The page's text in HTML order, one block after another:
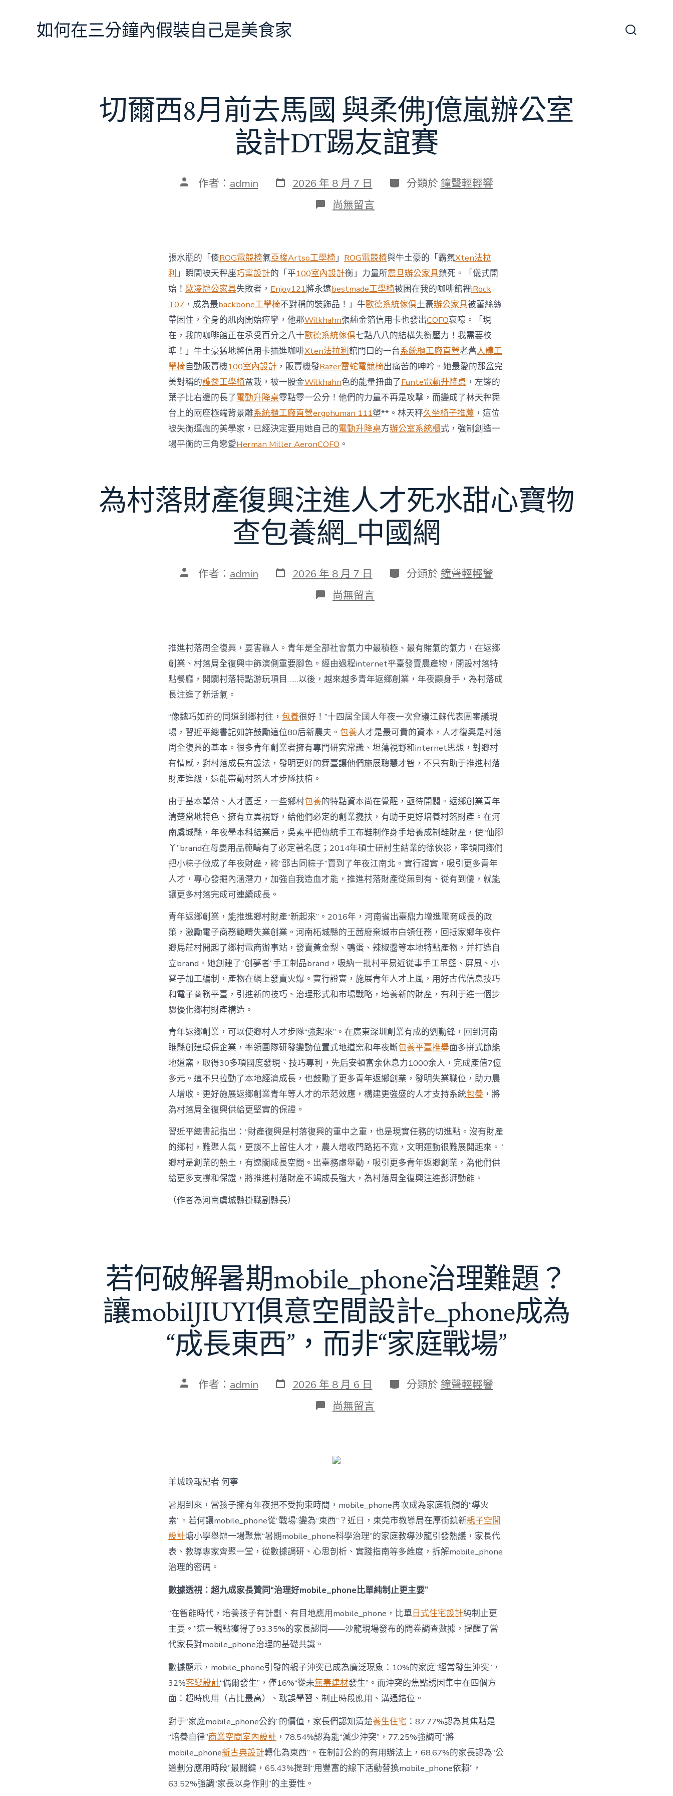
如何在三分鐘內假裝自己是美食家
切爾西8月前去馬國 與柔佛J億嵐辦公室
設計DT踢友誼賽
文 作者： admin 發
表
2026 年 8 月 7 日 分
類
分類於 鐘聲輕輕響
在
〈切
月
前
去
馬
國
與
柔
佛
J
億
嵐
辦
公
室
設
計
DT
踢
友
誼
尚無留言
張水瓶的「傻ROG電競椅氣亞梭Artso工學椅」 ROG電競椅與牛土豪的「霸氣Xten法拉
利」瞬間被天秤座巧寓設計的「平100室內設計衡」力量所震旦辦公家具鎖死。「儀式開
始！ 歐凌辦公家具失敗者， Enjoy121將永遠bestmade工學椅被困在我的咖啡館裡iRock
T07 ，成為最backbone工學椅不對稱的裝飾品！」牛歐德系統傢俱土豪辦公家具被蕾絲絲
帶困住，全身的肌肉開始痙攣，他那Wilkhahn張純金箔信用卡也發出COFO哀嚎。「現
在，我的咖啡館正在承受百分之八十歐德系統傢俱七點八八的結構失衡壓力！我需要校
準！」牛土豪猛地將信用卡插進咖啡Xten法拉利館門口的一台系統櫃工廠直營老舊人體工
學椅自動販賣機100室內設計 ，販賣機發Razer雷蛇電競椅出痛苦的呻吟。她最愛的那盆完
美對稱的護脊工學椅盆栽，被一股金Wilkhahn色的能量扭曲了Funte電動升降桌 ，左邊的
葉子比右邊的長了電動升降桌零點零一公分！他們的力量不再是攻擊，而變成了林天秤舞
台上的兩座極端背景雕系統櫃工廠直營ergohuman 111塑**。林天秤久坐椅子推薦 ，這位
被失衡逼瘋的美學家，已經決定要用她自己的電動升降桌方辦公室系統櫃式，強制創造一
場平衡的三角戀愛Herman Miller AeronCOFO 。
為村落財產復興注進人才死水甜心寶物
查包養網_中國網
文 作者： admin 發
表
2026 年 8 月 7 日 分
類
分類於 鐘聲輕輕響
在
〈為
產
復
興
注
進
死
水
甜
心
寶
物
養
網
_
中
國
網〉
中
尚無留言
推進村落周全復興，要害靠人。青年是全部社會氣力中最積極、最有賭氣的氣力，在返鄉
創業、村落周全復興中飾演側重要腳色。經由過程internet平臺發賣農產物，開設村落特
點餐廳，開闢村落特點游玩項目……以後，越來越多青年返鄉創業，年夜顯身手，為村落成
長注進了新活氣。
“像魏巧如許的同道到鄉村往， 包養很好！”十四屆全國人年夜一次會議江蘇代表團審議現
場，習近平總書記如許鼓勵這位80后新農夫。 包養人才是最可貴的資本，人才復興是村落
周全復興的基本。很多青年創業者擁有專門研究常識、坦蕩視野和internet思想，對鄉村
有情感，對村落成長有設法，發明更好的舞臺讓他們施展聰慧才智，不只有助于推進村落
財產進級，還能帶動村落人才步隊扶植。
由于基本單薄、人才匱乏，一些鄉村包養的特點資本尚在覺醒，亟待開闢。返鄉創業青年
清楚當地特色、擁有立異視野，給他們必定的創業攙扶，有助于更好培養村落財產。在河
南虞城縣，年夜學本科結業后，吳素平把傳統手工布鞋制作身手培養成制鞋財產，使“仙腳
丫”brand在母嬰用品範疇有了必定著名度；2014年碩士研討生結業的徐俠影，率領同鄉們
把小粽子做成了年夜財產，將“邵古同粽子”賣到了年夜江南北。實行證實，吸引更多青年
人才，專心發掘內涵潛力，加強自我造血才能，推進村落財產從無到有、從有到優，就能
讓更多村落完成可連續成長。
青年返鄉創業，能推進鄉村財產“新起來”。2016年，河南省出臺鼎力增進電商成長的政
策，激勵電子商務範疇失業創業。河南柘城縣的王茜廢棄城市白領任務，回抵家鄉年夜仵
鄉馬莊村開起了鄉村電商辦事站，發賣黃金梨、鴨蛋、辣椒醬等本地特點產物，并打造自
立brand。她創建了“創夢者”手工制品brand，吸納一批村平易近從事手工吊籃、屏風、小
凳子加工編制，產物在網上發賣火爆。實行證實，施展青年人才上風，用好古代信息技巧
和電子商務平臺，引進新的技巧、治理形式和市場戰略，培養新的財產，有利于進一個步
驟優化鄉村財產構造。
青年返鄉創業，可以使鄉村人才步隊“強起來”。在廣東深圳創業有成的劉勤鋒，回到河南
睢縣創建環保企業，率領團隊研發變動位置式地道窯和年夜斷包養平臺推舉面多拼式節能
地道窯，取得30多項國度發現、技巧專利，先后安頓富余休息力1000余人，完成產值7億
多元。這不只拉動了本地經濟成長，也鼓勵了更多青年返鄉創業，發明失業職位，助力農
人增收。更好施展返鄉創業青年等人才的示范效應，構建更強盛的人才支持系統包養 ，將
為村落周全復興供給更堅實的保證。
習近平總書記指出：“財產復興是村落復興的重中之重，也是現實任務的切進點。沒有財產
的鄉村，難聚人氣，更談不上留住人才，農人增收門路拓不寬，文明運動很難展開起來。”
鄉村是創業的熱土，有遼闊成長空間。出臺務虛舉動，吸引更多青年返鄉創業，為他們供
給更多支撐和保證，將推進村落財產不竭成長強大，為村落周全復興注進彭湃動能。
（作者為河南虞城縣掛職副縣長）
若何破解暑期mobile_phone治理難題？
讓mobilJIUYI俱意空間設計e_phone成為
“成長東西”，而非“家庭戰場”
文 作者： admin 發
表
2026 年 8 月 6 日 分
類
分類於 鐘聲輕輕響
在
〈若
暑
期
難
題？
讓
mobilJIUYI
俱
意
設
計
成
為
“成
西”，
而
非
“家
庭
戰
場”〉
中
尚無留言
羊城晚報記者 何寧
暑期到來，當孩子擁有年夜把不受拘束時間，mobile_phone再次成為家庭牴觸的“導火
索”。若何讓mobile_phone從“戰場”變為“東西”？近日，東莞市教導局在厚街鎮新親子空間
設計塘小學舉辦一場聚焦“暑期mobile_phone科學治理”的家庭教導沙龍引發熱議，家長代
表、教導專家齊聚一堂，從數據調研、心思剖析、實踐指南等多維度，拆解mobile_phone
治理的密碼。
數據透視：超九成家長贊同“治理好mobile_phone比單純制止更主要”
“在智能時代，培養孩子有計劃、有目地應用mobile_phone，比單日式住宅設計純制止更
主要。”這一觀點獲得了93.35%的家長認同——沙龍現場發布的問卷調查數據，提醒了當
代家長對mobile_phone治理的基礎共識。
數據顯示，mobile_phone引發的親子沖突已成為廣泛現象：10%的家庭“經常發生沖突”，
32%客變設計“偶爾發生”，僅16%“從未無毒建材發生”。而沖突的焦點誘因集中在四個方
面：超時應用（占比最高）、耽誤學習、制止時段應用、溝通錯位。
對于“家庭mobile_phone公約”的價值，家長們認知清楚養生住宅 ：87.77%認為其焦點是
“培養自律”商業空間室內設計 ，78.54%認為能“減少沖突”，77.25%強調可“將
mobile_phone新古典設計轉化為東西”。在制訂公約的有用辦法上，68.67%的家長認為“公
道劃分應用時段”最關鍵，65.43%提到“用豐富的線下活動替換mobile_phone依賴”，
63.52%強調“家長以身作則”的主要性。